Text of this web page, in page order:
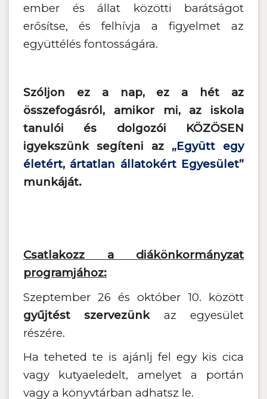
ember és állat közötti barátságot
erősítse, és felhívja a figyelmet az
együttélés fontosságára.
Szóljon ez a nap, ez a hét az
összefogásról, amikor mi, az iskola
tanulói és dolgozói KÖZÖSEN
igyekszünk segíteni az „Együtt egy
életért, ártatlan állatokért Egyesület”
munkáját.
Csatlakozz a diákönkormányzat
programjához:
Szeptember 26 és október 10. között
gyűjtést szervezünkaz egyesület
részére.
Ha teheted te is ajánlj fel egy kis cica
vagy kutyaeledelt, amelyet a portán
vagy a könyvtárban adhatsz le.